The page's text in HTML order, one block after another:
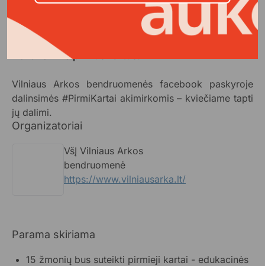
bet ir žingsnis link to, kad jie patirtų gyvenimą pilnai ir
jaustųsi pilnaverčiais visuomenės nariais.
Dovanokime pirmus kartus!
Vilniaus Arkos bendruomenės facebook paskyroje
dalinsimės #PirmiKartai akimirkomis – kviečiame tapti
jų dalimi.
Organizatoriai
VšĮ Vilniaus Arkos
bendruomenė
https://www.vilniausarka.lt/
Parama skiriama
15 žmonių bus suteikti pirmieji kartai - edukacinės